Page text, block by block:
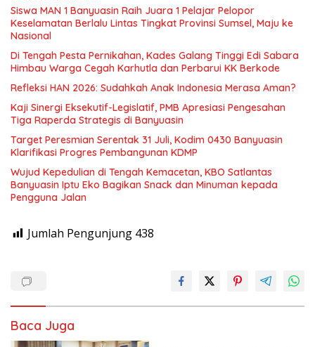
Siswa MAN 1 Banyuasin Raih Juara 1 Pelajar Pelopor
Keselamatan Berlalu Lintas Tingkat Provinsi Sumsel, Maju ke
Nasional
Di Tengah Pesta Pernikahan, Kades Galang Tinggi Edi Sabara
Himbau Warga Cegah Karhutla dan Perbarui KK Berkode
Refleksi HAN 2026: Sudahkah Anak Indonesia Merasa Aman?
Kaji Sinergi Eksekutif-Legislatif, PMB Apresiasi Pengesahan
Tiga Raperda Strategis di Banyuasin
Target Peresmian Serentak 31 Juli, Kodim 0430 Banyuasin
Klarifikasi Progres Pembangunan KDMP
Wujud Kepedulian di Tengah Kemacetan, KBO Satlantas
Banyuasin Iptu Eko Bagikan Snack dan Minuman kepada
Pengguna Jalan
Jumlah Pengunjung 438
Baca Juga